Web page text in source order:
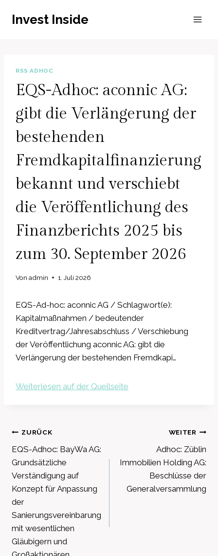
InhaltInvest Inside
RSS ADHOC
EQS-Adhoc: aconnic AG:
gibt die Verlängerung der
bestehenden
Fremdkapitalfinanzierung
bekannt und verschiebt
die Veröffentlichung des
Finanzberichts 2025 bis
zum 30. September 2026
Von admin 1. Juli 2026
EQS-Ad-hoc: aconnic AG / Schlagwort(e):
Kapitalmaßnahmen / bedeutender
Kreditvertrag/Jahresabschluss / Verschiebung
der Veröffentlichung aconnic AG: gibt die
Verlängerung der bestehenden Fremdkapi…
Weiterlesen auf der Quellseite
Beitragsnavigation
ZURÜCK
EQS-Adhoc: BayWa AG:
Grundsätzliche
Verständigung auf
Konzept für Anpassung
der
Sanierungsvereinbarung
mit wesentlichen
Gläubigern und
WEITER
Adhoc: Züblin
Immobilien Holding AG:
Beschlüsse der
Generalversammlung